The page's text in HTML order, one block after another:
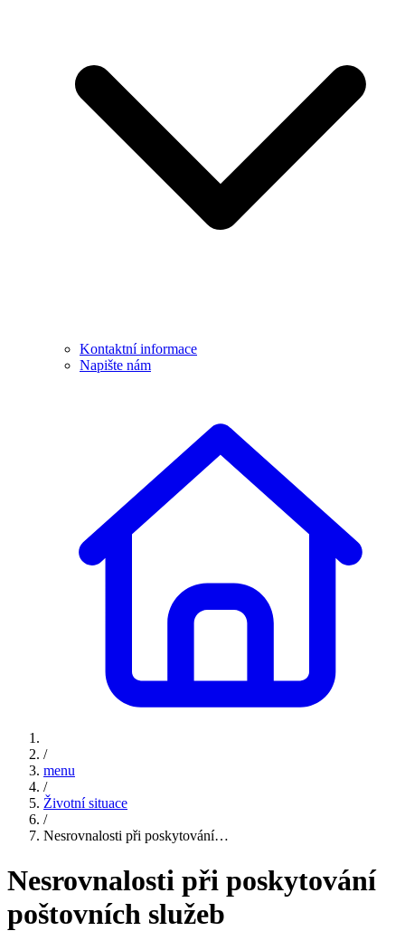
Kontaktní informace
Napište nám
/
menu
/
Životní situace
/
Nesrovnalosti při poskytování…
Nesrovnalosti při poskytování
poštovních služeb